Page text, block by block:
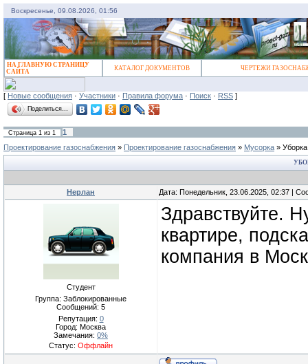
Воскресенье, 09.08.2026, 01:56
НА ГЛАВНУЮ СТРАНИЦУ
САЙТА
КАТАЛОГ ДОКУМЕНТОВ ЧЕРТЕЖИ
[ Новые сообщения · Участники · Правила форума · Поиск · RSS ]
Поделиться…
Страница 1 из 1
1
Проектирование газоснабжения » Проектирование газоснабжения » Мусорка »
Нерлан Дата: Понедельник, 23.06.2025, 02:37 |
Студент
Группа: Заблокированные
Сообщений: 5
Репутация: 0
Город: Москва
Замечания: 0%
Статус: Оффлайн
Здравствуйте.
квартире,
компания в